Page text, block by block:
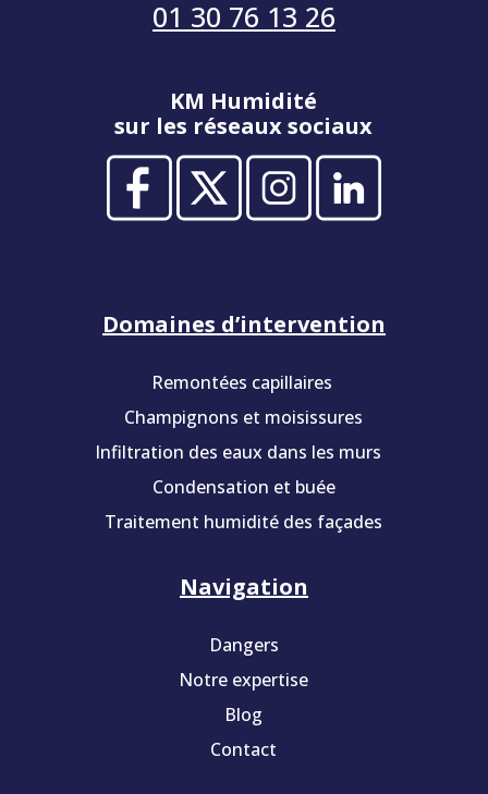
01 30 76 13 26
KM Humidité
sur les réseaux sociaux
Domaines d’intervention
Remontées capillaires
Champignons et moisissures
Infiltration des eaux dans les murs
Condensation et buée
Traitement humidité des façades
Navigation
Dangers
Notre expertise
Blog
Contact